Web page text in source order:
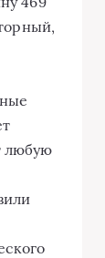
любую